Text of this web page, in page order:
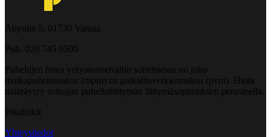
Åbyntie 5, 01730 Vantaa
Puh. 020 745 0500
Puhelujen hinta yritysnumeroihin soitettaessa on joko
matkapuhelumaksu (mpm) tai paikallisverkkomaksu (pvm). Hinta
määräytyy soittajan puhelinliittymän liittymäsopimuksen perusteella.
Pikalinkit
Yhteystiedot